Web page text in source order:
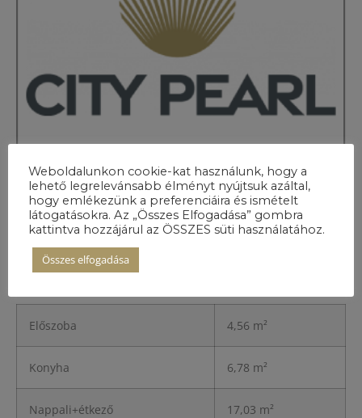
A lakás
részletei
Előszoba 4,56 m²
Konyha 6,78 m²
Nappali+étkező 17,03 m²
Weboldalunkon cookie-kat használunk, hogy a
lehető legrelevánsabb élményt nyújtsuk azáltal,
hogy emlékezünk a preferenciáira és ismételt
látogatásokra. Az „Összes Elfogadása” gombra
kattintva hozzájárul az ÖSSZES süti használatához.
Összes elfogadása